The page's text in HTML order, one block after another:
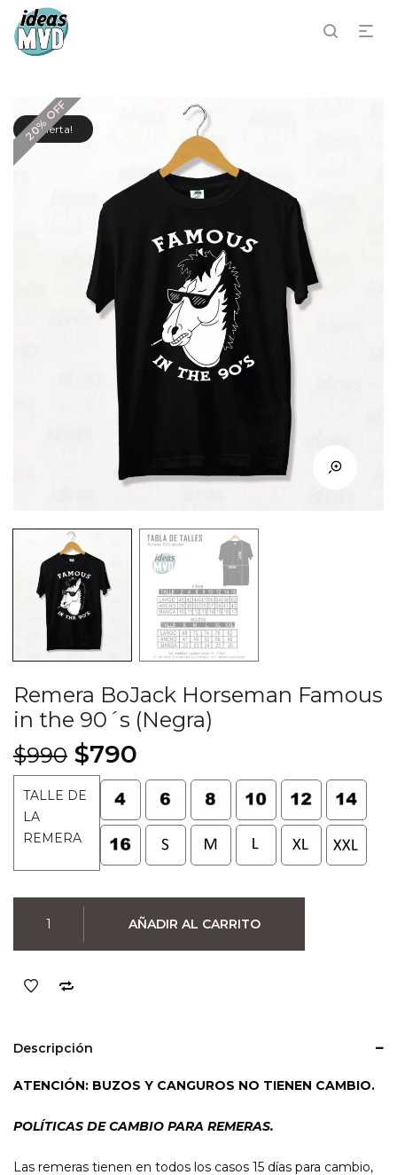
¡Oferta!
20% OFF
Remera BoJack Horseman Famous
in the 90´s (Negra)
$990 El
precio
original
era:
$990.
$790
precio
actual
es:
$790.
TALLE DE
LA
REMERA
BoJack
Horseman
´s
(Negra)
AÑADIR AL CARRITO
Descripción
ATENCIÓN: BUZOS Y CANGUROS NO TIENEN CAMBIO.
POLÍTICAS DE CAMBIO PARA REMERAS.
Las remeras tienen en todos los casos 15 días para cambio,